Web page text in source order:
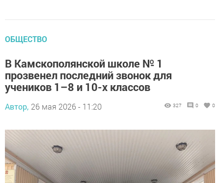
ОБЩЕСТВО
В Камскополянской школе № 1
прозвенел последний звонок для
учеников 1–8 и 10-х классов
Автор, 26 мая 2026 - 11:20 327 0 0